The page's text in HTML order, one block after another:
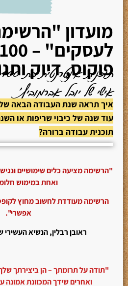
מועדון
פוקוס, דיוק
אישי של יובל אברמוביץ'
איך תראה שנת העבודה הבאה
עוד שנה של כיבוי שריפות או
תוכנית עבודה ברורה?
"הרשימה מציעה כלים שימושיים
ואחת במימוש
הרשימה מעודדת לחשוב מחוץ
אפשרי".
ראובן רבלין, הנשיא
"תודה על תרומתך – הן ביצירתך
ואחרים שידך המכוונת אמונה